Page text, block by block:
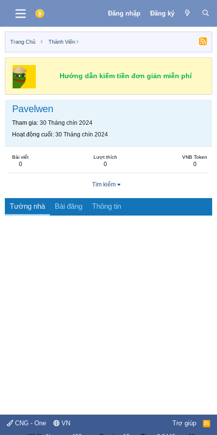
Đăng nhập Đăng ký
Trang Chủ Thành Viên
Hướng dẫn kiếm tiền đơn giản miễn phí
Pavelwen
Tham gia 30 Tháng chín 2024
Hoạt động cuối 30 Tháng chín 2024
Bài viết
0
Lượt thích
0
VNB Token
0
Tìm kiếm
Tường nhà Bài đăng Thông tin
CNG - One VN Trợ giúp
R